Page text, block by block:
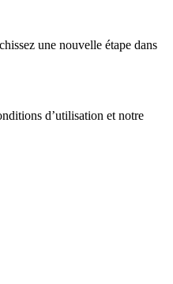
une nouvelle étape dans
d’utilisation et notre